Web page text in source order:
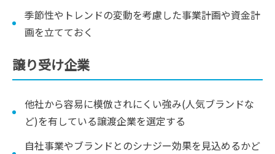
季節性やトレンドの変動を考慮した事業計画や資金計
画を立てておく
譲り受け企業
他社から容易に模倣されにくい強み(人気ブランドな
ど)を有している譲渡企業を選定する
自社事業やブランドとのシナジー効果を見込めるかど